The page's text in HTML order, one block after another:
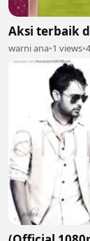
Aksi terbaik
warni ana•1 views•